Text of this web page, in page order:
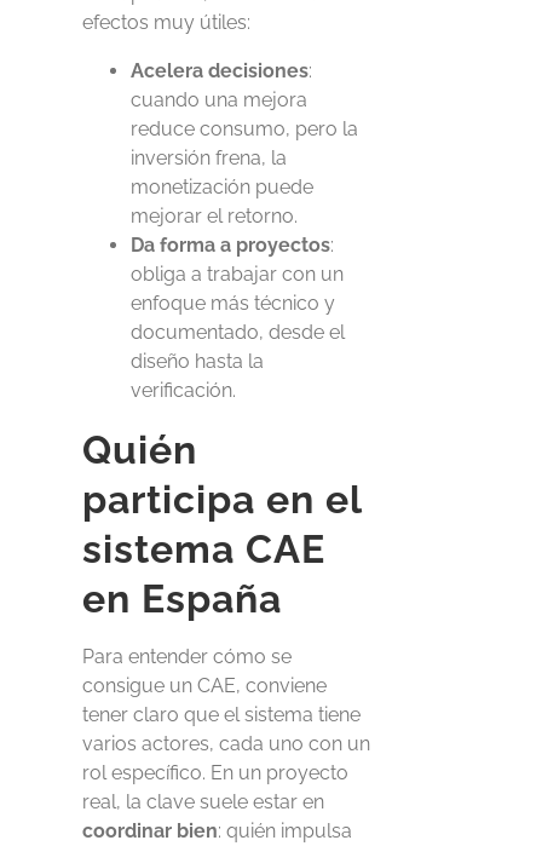
efectos muy útiles:
Acelera decisiones:
cuando una mejora
reduce consumo, pero la
inversión frena, la
monetización puede
mejorar el retorno.
Da forma a proyectos:
obliga a trabajar con un
enfoque más técnico y
documentado, desde el
diseño hasta la
verificación.
Quién
participa en el
sistema CAE
en España
Para entender cómo se
consigue un CAE, conviene
tener claro que el sistema tiene
varios actores, cada uno con un
rol específico. En un proyecto
real, la clave suele estar en
coordinar bien: quién impulsa